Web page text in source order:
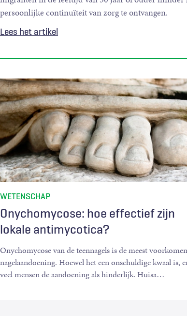
persoonlijke continuïteit van zorg te ontvangen.
Lees het artikel
Onychomycose: hoe effectief zijn
lokale antimycotica?
WETENSCHAP
Onychomycose van de teennagels is de meest
nagelaandoening. Hoewel het een onschuldige kwaal is,
veel mensen de aandoening als hinderlijk. Huisa…